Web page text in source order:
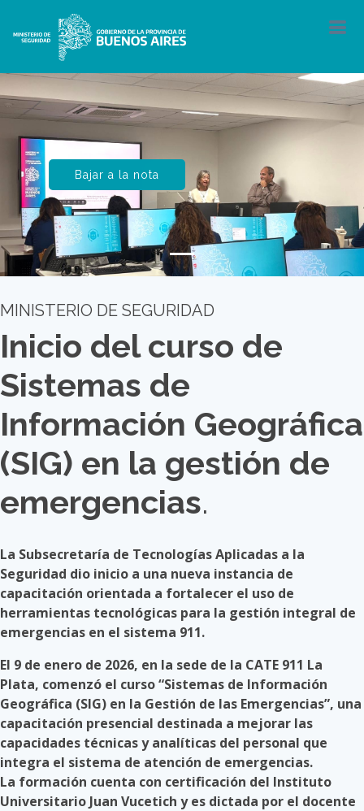
Bajar a la nota
MINISTERIO DE SEGURIDAD
Inicio del curso de
Sistemas de
Información Geográfica
(SIG) en la gestión de
emergencias.
La Subsecretaría de Tecnologías Aplicadas a la
Seguridad dio inicio a una nueva instancia de
capacitación orientada a fortalecer el uso de
herramientas tecnológicas para la gestión integral de
emergencias en el sistema 911.
El 9 de enero de 2026, en la sede de la CATE 911 La
Plata, comenzó el curso “Sistemas de Información
Geográfica (SIG) en la Gestión de las Emergencias”, una
capacitación presencial destinada a mejorar las
capacidades técnicas y analíticas del personal que
integra el sistema de atención de emergencias.
La formación cuenta con certificación del Instituto
Universitario Juan Vucetich y es dictada por el docente